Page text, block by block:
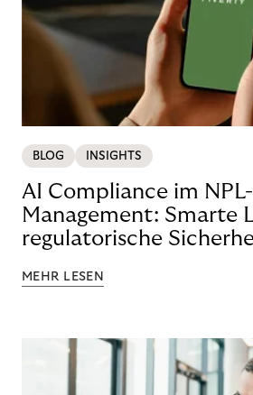
BLOG INSIGHTS
AI Compliance im NPL-
Management: Smarte
regulatorische
MEHR LESEN